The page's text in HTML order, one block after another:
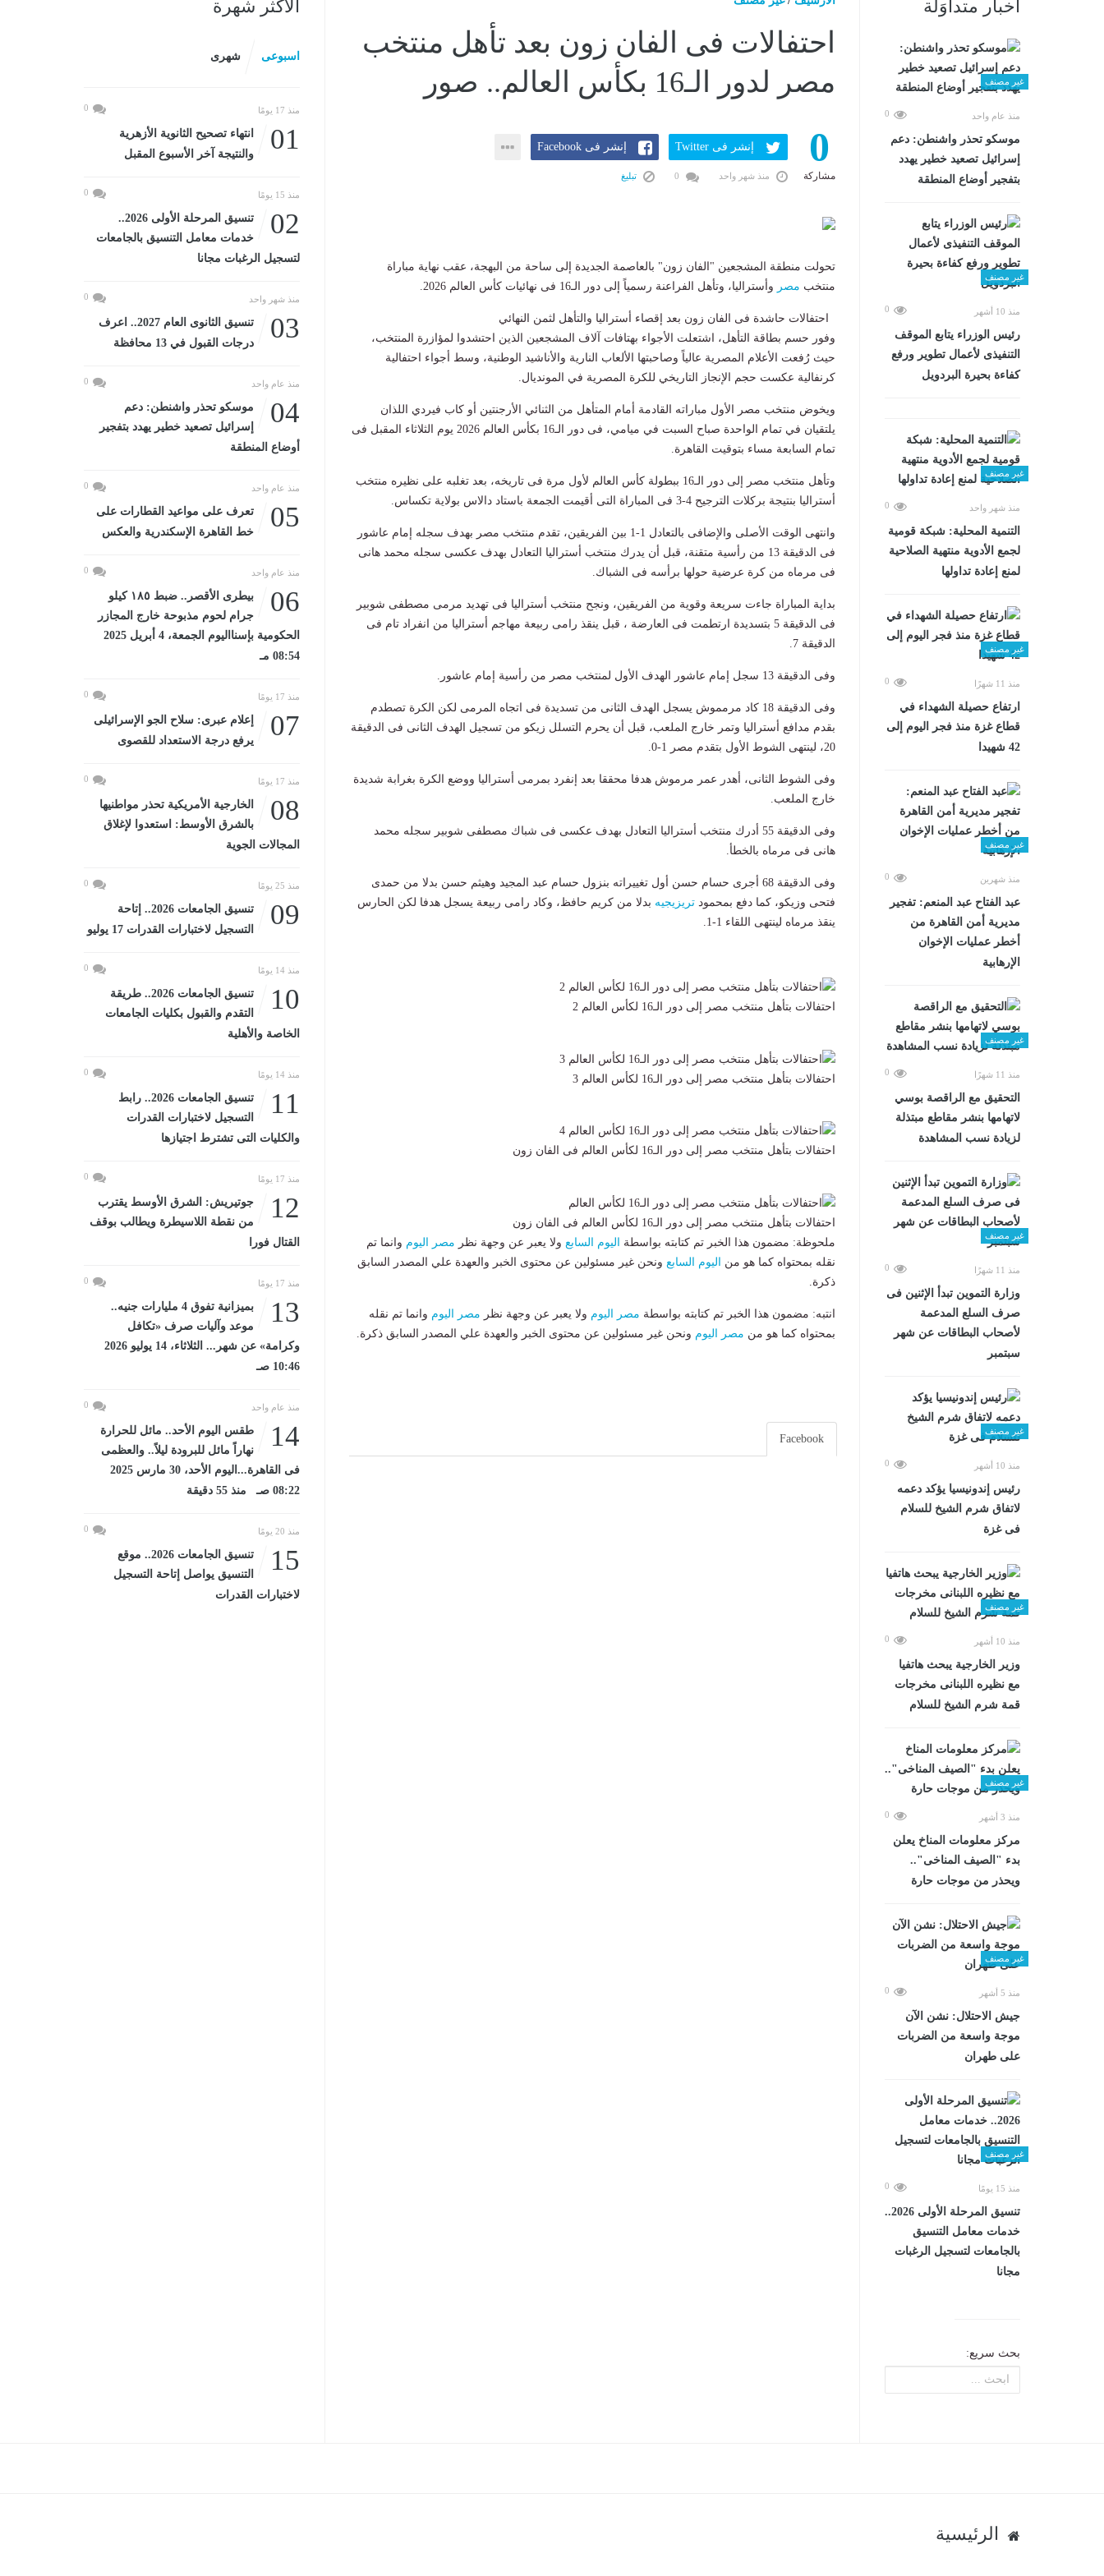
أخبار متداوَلة
غير مصنف
منذ عام واحد 0
موسكو تحذر واشنطن: دعم
إسرائيل تصعيد خطير يهدد
بتفجير أوضاع المنطقة
غير مصنف
منذ 10 أشهر 0
رئيس الوزراء يتابع الموقف
التنفيذى لأعمال تطوير ورفع
كفاءة بحيرة البردويل
غير مصنف
منذ شهر واحد 0
التنمية المحلية: شبكة قومية
لجمع الأدوية منتهية الصلاحية
لمنع إعادة تداولها
غير مصنف
منذ 11 شهرًا 0
ارتفاع حصيلة الشهداء في
قطاع غزة منذ فجر اليوم إلى
42 شهيدا
غير مصنف
منذ شهرين 0
عبد الفتاح عبد المنعم: تفجير
مديرية أمن القاهرة من
أخطر عمليات الإخوان
الإرهابية
غير مصنف
منذ 11 شهرًا 0
التحقيق مع الراقصة بوسي
لاتهامها بنشر مقاطع مبتذلة
لزيادة نسب المشاهدة
غير مصنف
منذ 11 شهرًا 0
وزارة التموين تبدأ الإثنين فى
صرف السلع المدعمة
لأصحاب البطاقات عن شهر
سبتمبر
غير مصنف
منذ 10 أشهر 0
رئيس إندونيسيا يؤكد دعمه
لاتفاق شرم الشيخ للسلام
فى غزة
غير مصنف
منذ 10 أشهر 0
وزير الخارجية يبحث هاتفيا
مع نظيره اللبنانى مخرجات
قمة شرم الشيخ للسلام
غير مصنف
منذ 3 أشهر 0
مركز معلومات المناخ يعلن
بدء "الصيف المناخى"..
ويحذر من موجات حارة
غير مصنف
منذ 5 أشهر 0
جيش الاحتلال: نشن الآن
موجة واسعة من الضربات
على طهران
غير مصنف
منذ 15 يومًا 0
تنسيق المرحلة الأولى 2026..
خدمات معامل التنسيق
بالجامعات لتسجيل الرغبات
مجانا
بحث سريع:
احتفالات فى الفان زون بعد تأهل منتخب
مصر لدور الـ16 بكأس العالم.. صور
0
مشاركة
إنشر فى Twitter إنشر فى Facebook
منذ شهر واحد تبليغ
تحولت منطقة المشجعين "الفان زون" بالعاصمة الجديدة إلى ساحة من البهجة، عقب نهاية مباراة
منتخب مصر وأستراليا، وتأهل الفراعنة رسمياً إلى دور الـ16 فى نهائيات كأس العالم 2026.
احتفالات حاشدة فى الفان زون بعد إقصاء أستراليا والتأهل لثمن النهائي
وفور حسم بطاقة التأهل، اشتعلت الأجواء بهتافات آلاف المشجعين الذين احتشدوا لمؤازرة المنتخب،
حيث رُفعت الأعلام المصرية عالياً وصاحبتها الألعاب النارية والأناشيد الوطنية، وسط أجواء احتفالية
كرنفالية عكست حجم الإنجاز التاريخي للكرة المصرية في المونديال.
ويخوض منتخب مصر الأول مباراته القادمة أمام المتأهل من الثنائي الأرجنتين أو كاب فيردي اللذان
يلتقيان في تمام الواحدة صباح السبت في ميامي، فى دور الـ16 بكأس العالم 2026 يوم الثلاثاء المقبل فى
تمام السابعة مساء بتوقيت القاهرة.
وتأهل منتخب مصر إلى دور الـ16 ببطولة كأس العالم لأول مرة فى تاريخه، بعد تغلبه على نظيره منتخب
أستراليا بنتيجة بركلات الترجيح 4-3 فى المباراة التى أقيمت الجمعة باستاد دالاس بولاية تكساس.
وانتهى الوقت الأصلى والإضافى بالتعادل 1-1 بين الفريقين، تقدم منتخب مصر بهدف سجله إمام عاشور
فى الدقيقة 13 من رأسية متقنة، قبل أن يدرك منتخب أستراليا التعادل بهدف عكسى سجله محمد هانى
فى مرماه من كرة عرضية حولها برأسه فى الشباك.
بداية المباراة جاءت سريعة وقوية من الفريقين، ونجح منتخب أستراليا فى تهديد مرمى مصطفى شوبير
فى الدقيقة 5 بتسديدة ارتطمت فى العارضة ، قبل ينقذ رامى ربيعة مهاجم أستراليا من انفراد تام فى
الدقيقة 7.
وفى الدقيقة 13 سجل إمام عاشور الهدف الأول لمنتخب مصر من رأسية إمام عاشور.
وفى الدقيقة 18 كاد مرمموش يسجل الهدف الثانى من تسديدة فى اتجاه المرمى لكن الكرة تصطدم
بقدم مدافع أستراليا وتمر خارج الملعب، قبل أن يحرم التسلل زيكو من تسجيل الهدف الثانى فى الدقيقة
20، لينتهى الشوط الأول بتقدم مصر 1-0.
وفى الشوط الثانى، أهدر عمر مرموش هدفا محققا بعد إنفرد بمرمى أستراليا ووضع الكرة بغرابة شديدة
خارج الملعب.
وفى الدقيقة 55 أدرك منتخب أستراليا التعادل بهدف عكسى فى شباك مصطفى شوبير سجله محمد
هانى فى مرماه بالخطأ.
وفى الدقيقة 68 أجرى حسام حسن أول تغييراته بنزول حسام عبد المجيد وهيثم حسن بدلا من حمدى
فتحى وزيكو، كما دفع بمحمود تريزيجيه بدلا من كريم حافظ، وكاد رامى ربيعة يسجل هدفا لكن الحارس
ينقذ مرماه لينتهى اللقاء 1-1.
احتفالات بتأهل منتخب مصر إلى دور الـ16 لكأس العالم 2
احتفالات بتأهل منتخب مصر إلى دور الـ16 لكأس العالم 3
احتفالات بتأهل منتخب مصر إلى دور الـ16 لكأس العالم فى الفان زون
احتفالات بتأهل منتخب مصر إلى دور الـ16 لكأس العالم فى الفان زون
ملحوظة: مضمون هذا الخبر تم كتابته بواسطة
اليوم السابع ولا يعبر عن وجهة نظر مصر اليوم وانما تم
نقله بمحتواه كما هو من
اليوم السابع ونحن غير مسئولين عن محتوى الخبر والعهدة علي المصدر السابق
ذكرة.
انتبه: مضمون هذا الخبر تم كتابته بواسطة مصر اليوم ولا يعبر عن وجهة نظر مصر اليوم وانما تم نقله
بمحتواه كما هو من مصر اليوم ونحن غير مسئولين عن محتوى الخبر والعهدة علي المصدر السابق ذكرة.
Facebook
الأكثر شهرة
اسبوعى شهرى
منذ 17 يومًا 0
01
انتهاء تصحيح الثانوية الأزهرية
والنتيجة آخر الأسبوع المقبل
منذ 15 يومًا 0
02
تنسيق المرحلة الأولى 2026..
خدمات معامل التنسيق بالجامعات
لتسجيل الرغبات مجانا
منذ شهر واحد 0
03
تنسيق الثانوى العام 2027.. اعرف
درجات القبول في 13 محافظة
منذ عام واحد 0
04
موسكو تحذر واشنطن: دعم
إسرائيل تصعيد خطير يهدد بتفجير
أوضاع المنطقة
منذ عام واحد 0
05
تعرف على مواعيد القطارات على
خط القاهرة الإسكندرية والعكس
منذ عام واحد 0
06
بيطرى الأقصر.. ضبط ١٨٥ كيلو
جرام لحوم مذبوحة خارج المجازر
الحكومية بإسنااليوم الجمعة، 4 أبريل 2025
08:54 مـ
منذ 17 يومًا 0
07
إعلام عبرى: سلاح الجو الإسرائيلى
يرفع درجة الاستعداد للقصوى
منذ 17 يومًا 0
08
الخارجية الأمريكية تحذر مواطنيها
بالشرق الأوسط: استعدوا لإغلاق
المجالات الجوية
منذ 25 يومًا 0
09
تنسيق الجامعات 2026.. إتاحة
التسجيل لاختبارات القدرات 17 يوليو
منذ 14 يومًا 0
10
تنسيق الجامعات 2026.. طريقة
التقدم والقبول بكليات الجامعات
الخاصة والأهلية
منذ 14 يومًا 0
11
تنسيق الجامعات 2026.. رابط
التسجيل لاختبارات القدرات
والكليات التى تشترط اجتيازها
منذ 17 يومًا 0
12
جوتيريش: الشرق الأوسط يقترب
من نقطة اللاسيطرة ويطالب بوقف
القتال فورا
منذ 17 يومًا 0
13
بميزانية تفوق 4 مليارات جنيه..
موعد وآليات صرف «تكافل
وكرامة» عن شهر... الثلاثاء، 14 يوليو 2026
10:46 صـ
منذ عام واحد 0
14
طقس اليوم الأحد.. مائل للحرارة
نهاراً مائل للبرودة ليلاً.. والعظمى
فى القاهرة...اليوم الأحد، 30 مارس 2025
08:22 صـ منذ 55 دقيقة
منذ 20 يومًا 0
15
تنسيق الجامعات 2026.. موقع
التنسيق يواصل إتاحة التسجيل
لاختبارات القدرات
الرئيسية